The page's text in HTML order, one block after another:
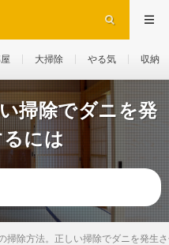
大掃除 やる気 収納
掃除でダニを発
には
掃除方法。正しい掃除でダニを発生